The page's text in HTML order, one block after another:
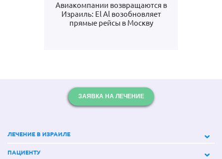
Авиакомпании возвращаются в
Израиль: El Al возобновляет
прямые рейсы в Москву
ЗАЯВКА НА ЛЕЧЕНИЕ
ЛЕЧЕНИЕ В ИЗРАИЛЕ
ПАЦИЕНТУ